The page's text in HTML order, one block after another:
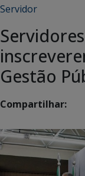
Servidor
Gestão
Compartilhar: